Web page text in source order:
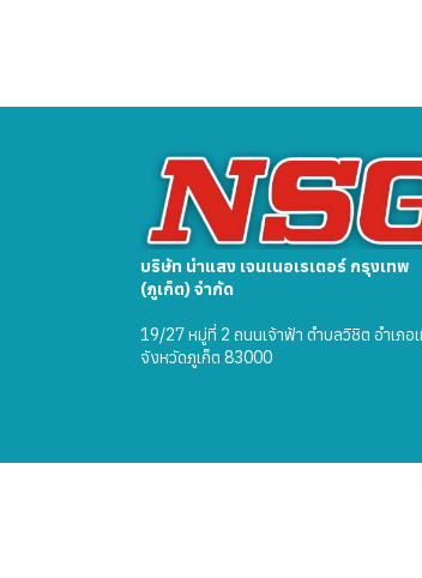
บริษัท นำแสง เจนเนอเรเตอร์ กรุงเทพ
(ภูเก็ต) จำกัด
19/27 หมู่ที่ 2 ถนนเจ้าฟ้า ตำบลวิชิต อำเภอ
จังหวัดภูเก็ต 83000